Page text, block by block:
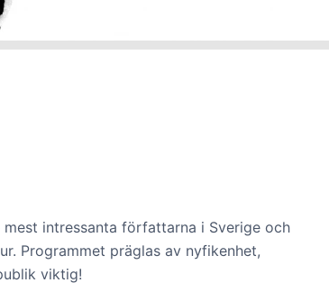
intressanta författarna i Sverige och
Programmet präglas av nyfikenhet,
viktig!